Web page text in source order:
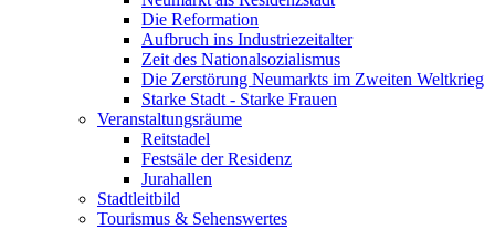
Die Reformation
Aufbruch ins Industriezeitalter
Zeit des Nationalsozialismus
Die Zerstörung Neumarkts im Zweiten Weltkrieg
Starke Stadt - Starke Frauen
Veranstaltungsräume
Reitstadel
Festsäle der Residenz
Jurahallen
Stadtleitbild
Tourismus & Sehenswertes